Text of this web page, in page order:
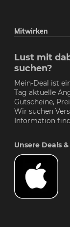
Mitwirken
Lust mit
suchen?
Mein-Deal ist
Tag aktuelle
Gutscheine,
Wir suchen
Information
Unsere Deals